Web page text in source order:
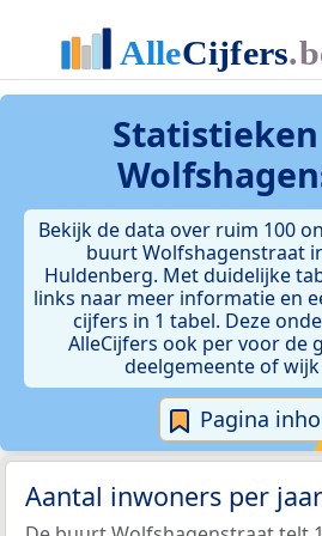
Statistieken
Bekijk de data over ruim 100
buurt Wolfshagenstraat
Huldenberg. Met duidelijke
links naar meer informatie en
cijfers in 1 tabel. Deze
AlleCijfers ook per voor de
deelgemeente of
Pagina
Aantal inwoners per jaar